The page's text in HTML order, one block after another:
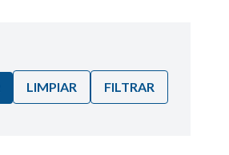
LIMPIAR FILTRAR